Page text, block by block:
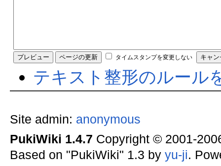
タイムスタンプを変更しない
テキスト整形のルール
Site admin: anonymous
PukiWiki 1.4.7 Copyright © 2001-
Based on "PukiWiki" 1.3 by yu-ji.